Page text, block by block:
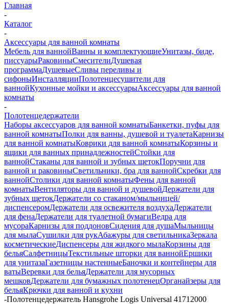
Главная
-
Каталог
-
Аксессуары для ванной комнаты
Мебель для ваннойВанны и комплектующиеУнитазы, биде,
писсуарыРаковиныСмесителиДушевая
программаДушевыеСливы переливы и
сифоныИнсталляцииПолотенцесушители для
ваннойКухонные мойки и аксессуарыАксессуары для ванной
комнаты
-
Полотенцедержатели
Наборы аксессуаров для ванной комнатыБанкетки, пуфы для
ванной комнатыПолки для ванны, душевой и туалетаКарнизы
для ванной комнатыКоврики для ванной комнатыКорзины и
ящики для ванных принадлежностейСтойки для
ваннойСтаканы для ванной и зубных щетокПоручни для
ванной и раковиныСветильники, бра для ваннойСкребки для
ваннойСтолики для ванной комнатыФены для ванной
комнатыВентиляторы для ванной и душевойДержатели для
зубных щетокДержатели со стаканом/мыльницей/
диспенсеромДержатели для освежителя воздухаДержатели
для фенаДержатели для туалетной бумагиВедра для
мусораКарнизы для поддоновСидения для душаМыльницы
для мылаСушилки для рукАбажуры для светильникаЗеркала
косметическиеДиспенсеры для жидкого мылаКорзины для
бельяСалфетницыТекстильные шторки для ваннойЕршики
для унитазаГазетницы настенныеБаночки и контейнеры для
ватыВеревки для бельяДержатели для мусорных
мешковДержатели для бумажных полотенецОрганайзеры для
бельяКрючки для ванной и кухни
-Полотенцедержатель Hansgrohe Logis Universal 41712000